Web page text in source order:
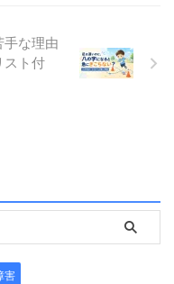
手な理由
スト付
害